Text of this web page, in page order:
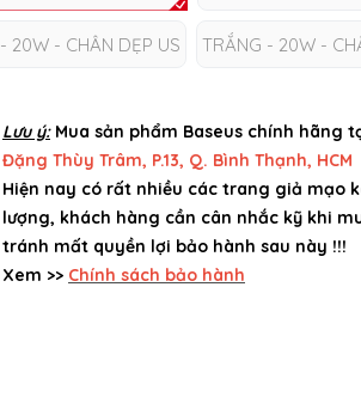
20W - CHÂN DẸP US TRẮNG - 20W -
Lưu ý: Mua sản phẩm Baseus chính hãng
Đặng Thùy Trâm, P.13, Q. Bình Thạnh, HCM
Hiện nay có rất nhiều các trang giả mạo
lượng, khách hàng cần cân nhắc kỹ khi
tránh mất quyền lợi bảo hành sau này !!!
Xem >> Chính sách bảo hành